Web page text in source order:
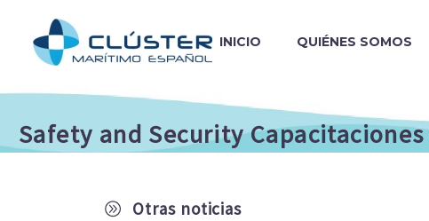
INICIO QUIÉNES SOMOS
Safety and Security
A Otras noticias